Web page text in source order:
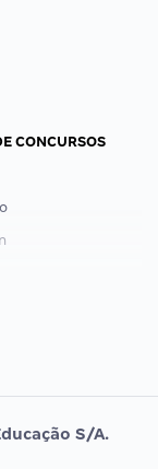
CONCURSOS
S/A.